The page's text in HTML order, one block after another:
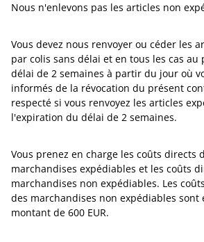
Nous n'enlevons pas les articles non
Vous devez nous renvoyer ou céder les
par colis sans délai et en tous les cas
délai de 2 semaines à partir du jour où
informés de la révocation du présent
respecté si vous renvoyez les articles
l'expiration du délai de 2 semaines.
Vous prenez en charge les coûts directs
marchandises expédiables et les coûts
marchandises non expédiables. Les
des marchandises non expédiables sont
montant de 600 EUR.